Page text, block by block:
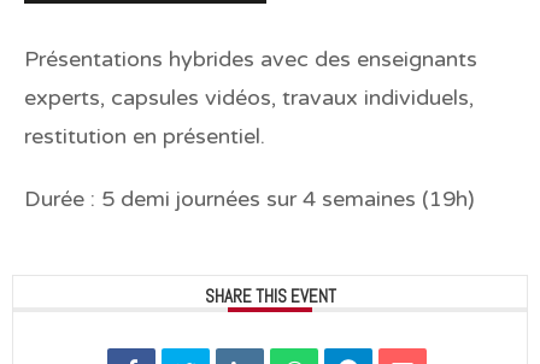
Présentations hybrides avec des enseignants
experts, capsules vidéos, travaux individuels,
restitution en présentiel.
Durée : 5 demi journées sur 4 semaines (19h)
SHARE THIS EVENT